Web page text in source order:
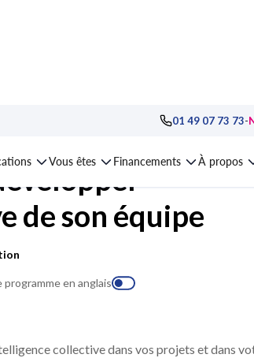
01 49 07 73 73-
Vous êtes Financements À propos
Innovations
de son équipe
programme en anglais
collective dans vos projets et dans